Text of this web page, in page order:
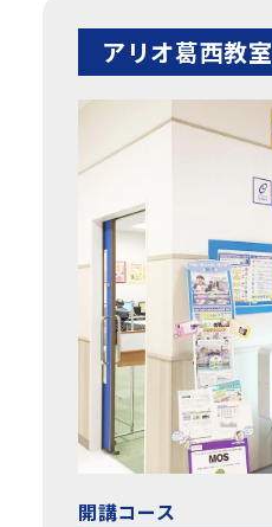
アリオ葛西教室
開講コース